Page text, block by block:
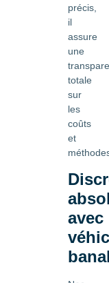
précis,
il
assure
une
totale
sur
les
coûts
et
avec